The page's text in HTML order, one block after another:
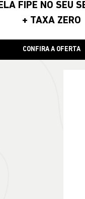
NO SEU SEMINOVO
+ TAXA ZERO
CONFIRA A OFERTA